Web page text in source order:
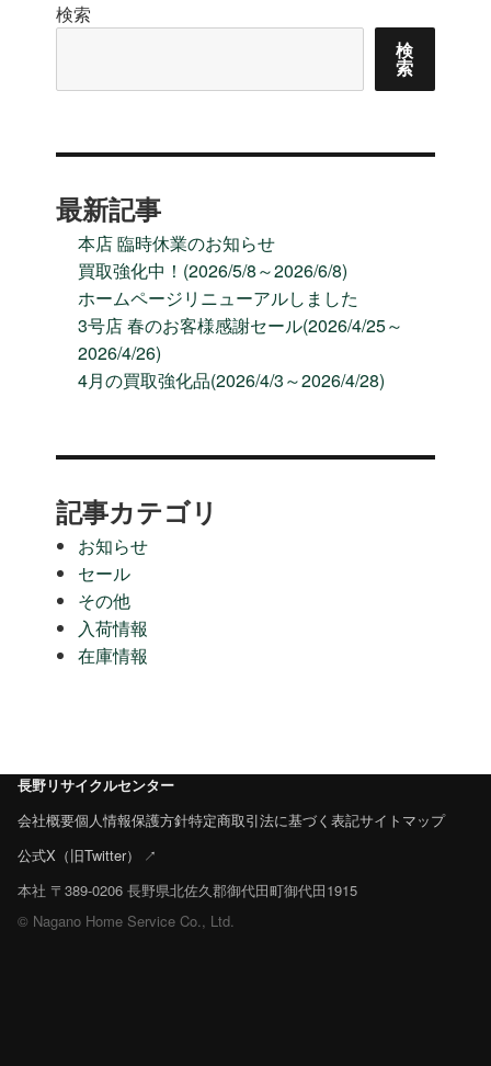
検索
検
索
最新記事
本店 臨時休業のお知らせ
買取強化中！(2026/5/8～2026/6/8)
ホームページリニューアルしました
3号店 春のお客様感謝セール(2026/4/25～
2026/4/26)
4月の買取強化品(2026/4/3～2026/4/28)
記事カテゴリ
お知らせ
セール
その他
入荷情報
在庫情報
長野リサイクルセンター
会社概要個人情報保護方針特定商取引法に基づく表記サイトマップ
公式X（旧Twitter）
本社 〒389-0206 長野県北佐久郡御代田町御代田1915
© Nagano Home Service Co., Ltd.